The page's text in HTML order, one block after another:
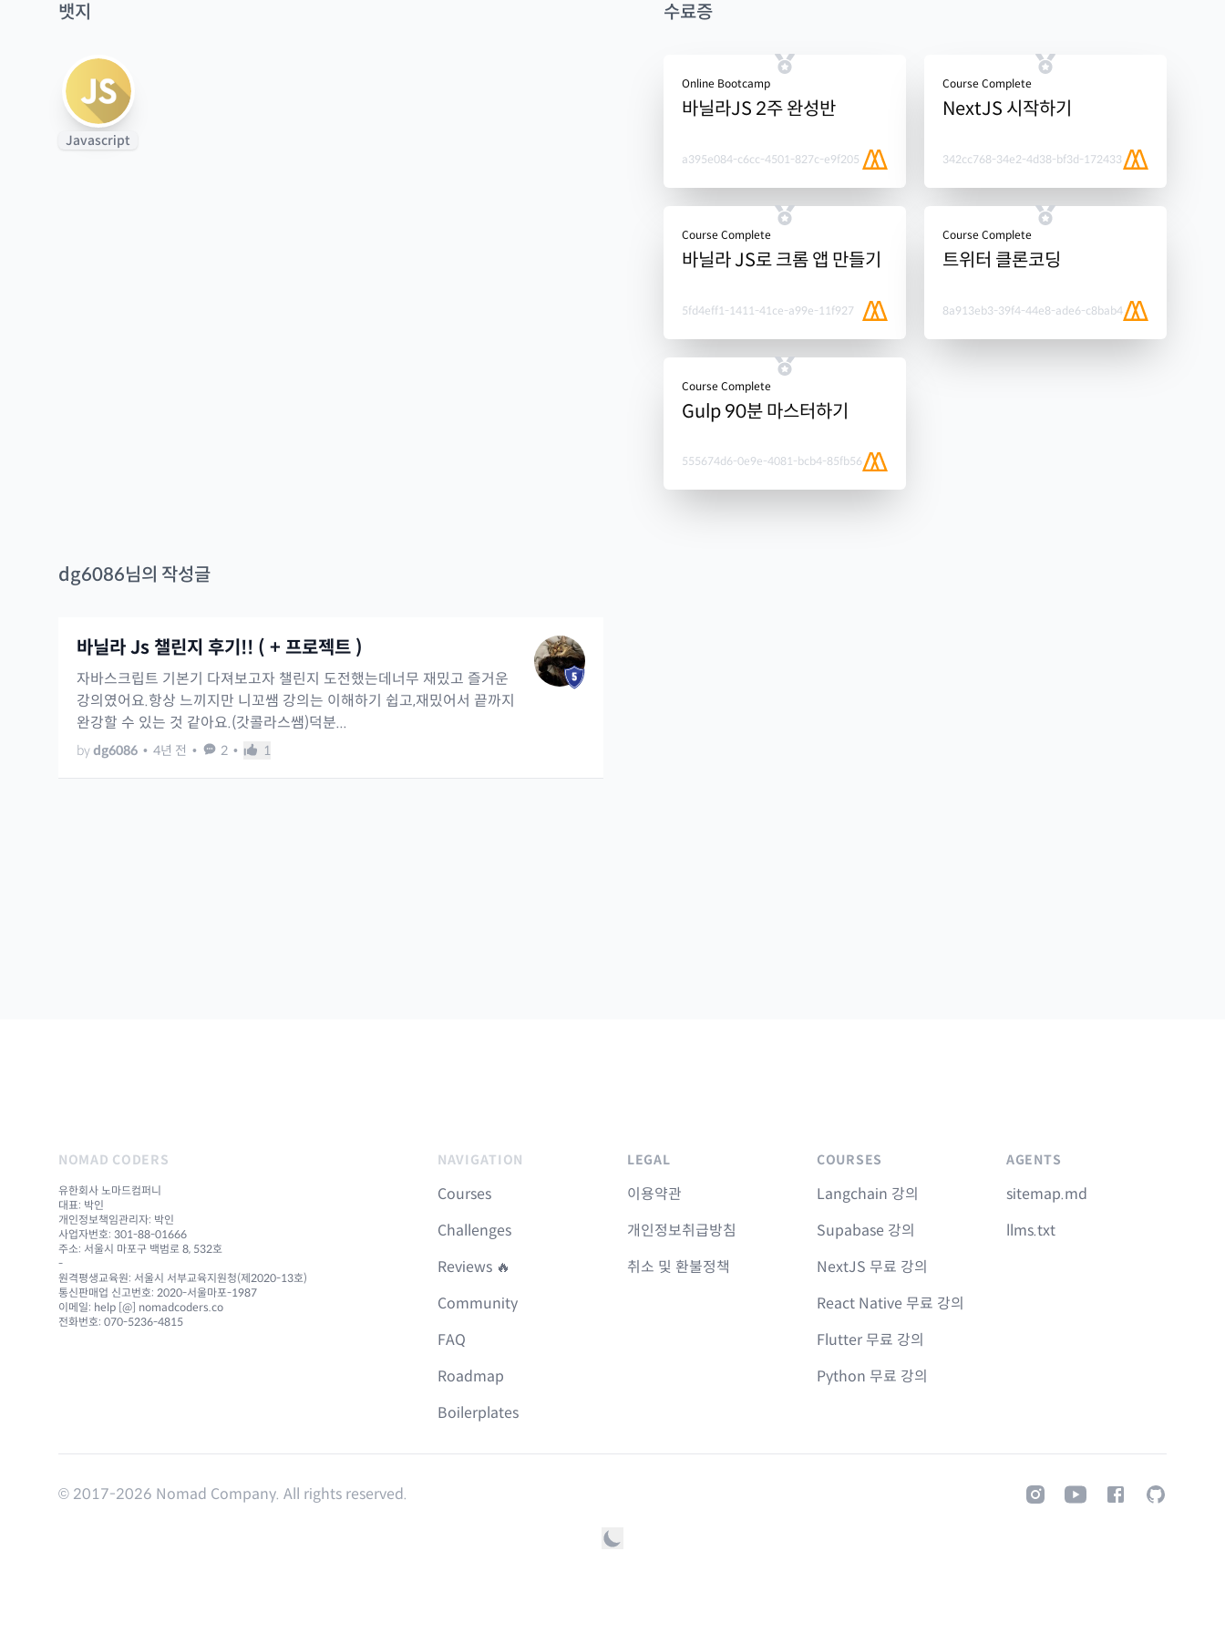
뱃지
Javascript
수료증
Online Bootcamp
바닐라JS 2주 완성반
a395e084-c6cc-4501-827c-e9f205
Course Complete
NextJS 시작하기
342cc768-34e2-4d38-bf3d-172433
Course Complete
바닐라 JS로 크롬 앱 만들기
5fd4eff1-1411-41ce-a99e-11f927
Course Complete
트위터 클론코딩
8a913eb3-39f4-44e8-ade6-c8bab4
Course Complete
Gulp 90분 마스터하기
555674d6-0e9e-4081-bcb4-85fb56
dg6086님의 작성글
바닐라 Js 챌린지 후기!! ( + 프로젝트 )
자바스크립트 기본기 다져보고자 챌린지 도전했는데너무 재밌고 즐거운
강의였어요.항상 느끼지만 니꼬쌤 강의는 이해하기 쉽고,재밌어서 끝까지
완강할 수 있는 것 같아요.(갓콜라스쌤)덕분...
bydg6086 • 4년 전 • 2 • 1
NOMAD CODERS
유한회사 노마드컴퍼니
대표: 박인
개인정보책임관리자: 박인
사업자번호: 301-88-01666
주소: 서울시 마포구 백범로 8, 532호
-
원격평생교육원: 서울시 서부교육지원청(제2020-13호)
통신판매업 신고번호: 2020-서울마포-1987
이메일: help [@] nomadcoders.co
전화번호: 070-5236-4815
NAVIGATION
Courses
Challenges
Reviews 🔥
Community
FAQ
Roadmap
Boilerplates
LEGAL
이용약관
개인정보취급방침
취소 및 환불정책
COURSES
Langchain 강의
Supabase 강의
NextJS 무료 강의
React Native 무료 강의
Flutter 무료 강의
Python 무료 강의
AGENTS
sitemap.md
llms.txt
InstagramYoutubeFacebookGitHub
© 2017-2026 Nomad Company. All rights reserved.